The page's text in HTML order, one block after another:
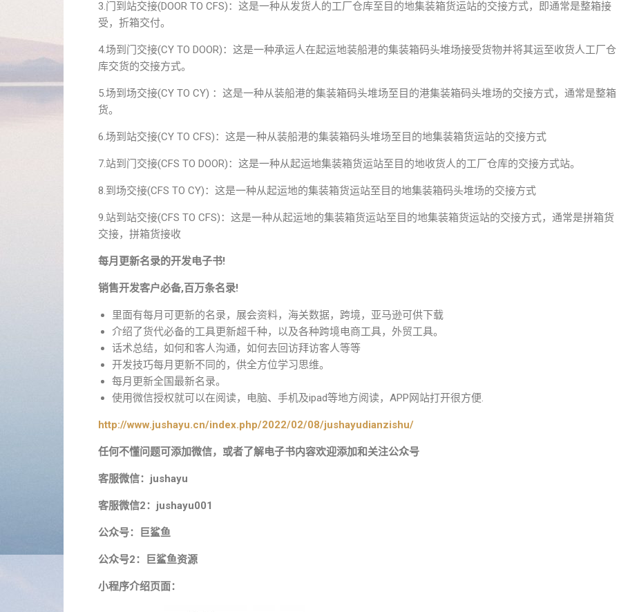
3.门到站交接(DOOR TO CFS)：这是一种从发货人的工厂仓库至目的地集装箱货运站的交接方式，即通常是整箱接
受，折箱交付。
4.场到门交接(CY TO DOOR)：这是一种承运人在起运地装船港的集装箱码头堆场接受货物并将其运至收货人工厂仓
库交货的交接方式。
5.场到场交接(CY TO CY) ：这是一种从装船港的集装箱码头堆场至目的港集装箱码头堆场的交接方式，通常是整箱
货。
6.场到站交接(CY TO CFS)：这是一种从装船港的集装箱码头堆场至目的地集装箱货运站的交接方式
7.站到门交接(CFS TO DOOR)：这是一种从起运地集装箱货运站至目的地收货人的工厂仓库的交接方式站。
8.到场交接(CFS TO CY)：这是一种从起运地的集装箱货运站至目的地集装箱码头堆场的交接方式
9.站到站交接(CFS TO CFS)：这是一种从起运地的集装箱货运站至目的地集装箱货运站的交接方式，通常是拼箱货
交接，拼箱货接收
每月更新名录的开发电子书!
销售开发客户必备,百万条名录!
里面有每月可更新的名录，展会资料，海关数据，跨境，亚马逊可供下载
介绍了货代必备的工具更新超千种，以及各种跨境电商工具，外贸工具。
话术总结，如何和客人沟通，如何去回访拜访客人等等
开发技巧每月更新不同的，供全方位学习思维。
每月更新全国最新名录。
使用微信授权就可以在阅读，电脑、手机及ipad等地方阅读，APP网站打开很方便.
http://www.jushayu.cn/index.php/2022/02/08/jushayudianzishu/
任何不懂问题可添加微信，或者了解电子书内容欢迎添加和关注公众号
客服微信：jushayu
客服微信2：jushayu001
公众号：巨鲨鱼
公众号2：巨鲨鱼资源
小程序介绍页面：